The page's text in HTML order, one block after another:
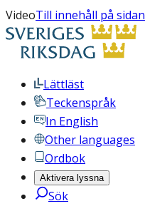
VideoTill innehåll på sidan
Lättläst
Teckenspråk
In English
Other languages
Ordbok
Aktivera lyssna
Sök